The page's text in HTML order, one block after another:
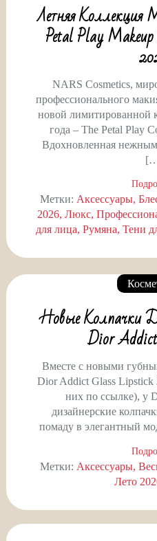
Летняя
Petal Play
NARS Cosmetics,
профессионального
новой лимитированной
года – The Petal Play
Вдохновленная
Метки: Аксессуары
2026 Люкс
для лица Румяна Тени
Новые Колпачки
Dior
Вместе с новыми
Dior Addict Glass
них по ссылке), у
дизайнерские
помаду в элегантный
Метки: Аксессуары
Лето